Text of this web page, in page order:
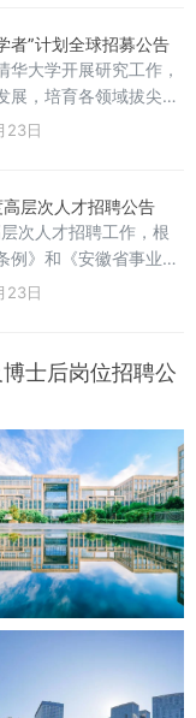
者”计划全球招募公告
华大学开展研究工作，
展，培育各领域拔尖人
大学“水木学者”计
者”计划申报与评选工
青年人才加入“水木
遇年薪：校发年薪30
2-3年。院系可根据申
23日
层次人才招聘公告
次人才招聘工作，根
例》和《安徽省事业单
等规定，现将有关事
（一）坚持面向社
（详见附件）三、招聘
岗位条件的人员，且必
23日
士后岗位招聘公